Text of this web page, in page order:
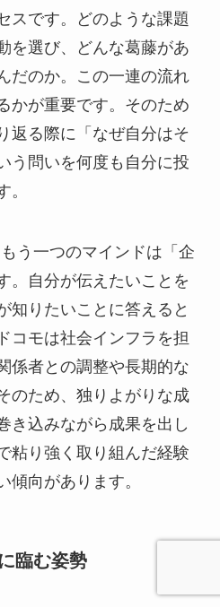
スです。どのような課題
を選び、どんな葛藤があ
だのか。この一連の流れ
かが重要です。そのため
返る際に「なぜ自分はそ
う問いを何度も自分に投
。
う一つのマインドは「企
。自分が伝えたいことを
知りたいことに答えると
コモは社会インフラを担
係者との調整や長期的な
のため、独りよがりな成
き込みながら成果を出し
粘り強く取り組んだ経験
傾向があります。
臨む姿勢